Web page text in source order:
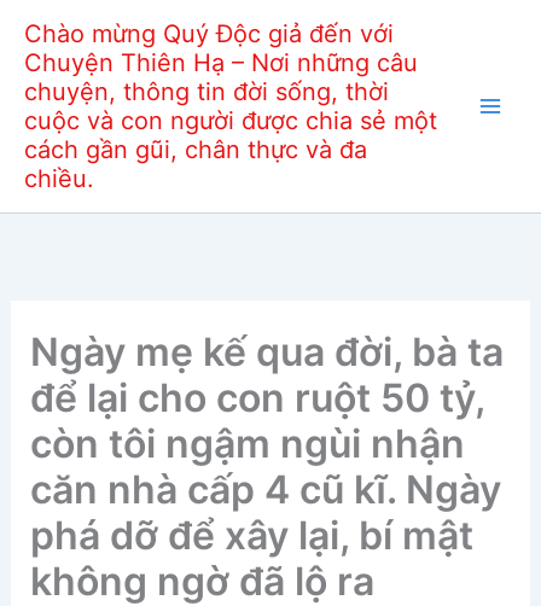
dung
Chào mừng Quý Độc giả đến với
Chuyện Thiên Hạ – Nơi những câu
chuyện, thông tin đời sống, thời
cuộc và con người được chia sẻ một
cách gần gũi, chân thực và đa
chiều.
Ngày mẹ kế qua đời, bà ta
để lại cho con ruột 50 tỷ,
còn tôi ngậm ngùi nhận
căn nhà cấp 4 cũ kĩ. Ngày
phá dỡ để xây lại, bí mật
không ngờ đã lộ ra